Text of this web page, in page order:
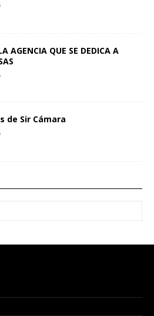
AGENCIA QUE SE DEDICA A
de Sir Cámara